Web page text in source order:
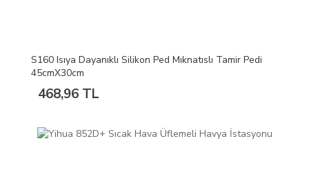
S160 Isıya Dayanıklı Silikon Ped Mıknatıslı Tamir Pedi
45cmX30cm
468,96 TL